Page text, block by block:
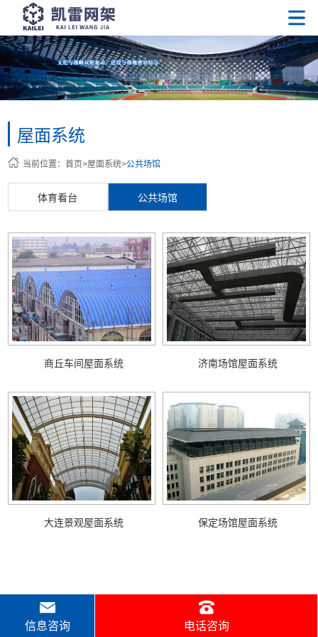
屋面系统
当前位置：首页>屋面系统>公共场馆
体育看台 公共场馆
商丘车间屋面系统 济南场馆屋面系统
大连景观屋面系统 保定场馆屋面系统
信息咨询 电话咨询